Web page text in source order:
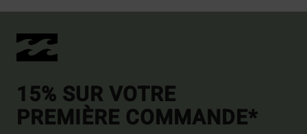
15% SUR VOTRE
PREMIÈRE COMMANDE*